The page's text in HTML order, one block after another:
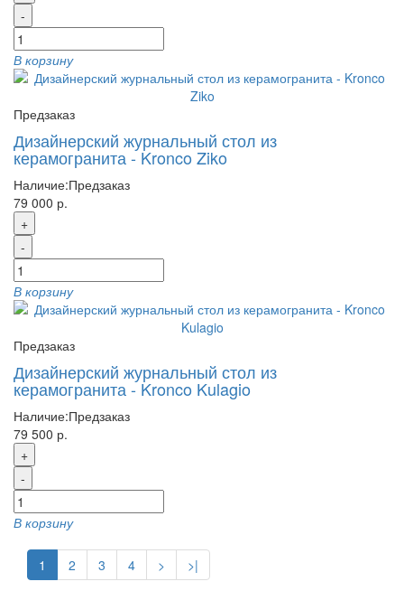
-
В корзину
Предзаказ
Дизайнерский журнальный стол из
керамогранита - Kronco Ziko
Наличие:Предзаказ
79 000 р.
+
-
В корзину
Предзаказ
Дизайнерский журнальный стол из
керамогранита - Kronco Kulagio
Наличие:Предзаказ
79 500 р.
+
-
В корзину
1 2 3 4 > >|